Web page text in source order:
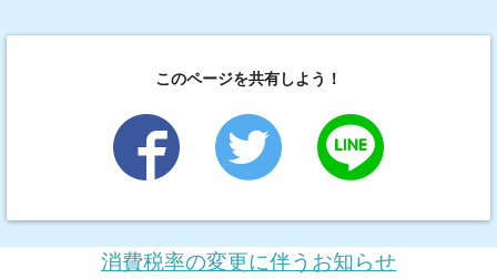
このページを共有しよう！
消費税率の変更に伴うお知らせ